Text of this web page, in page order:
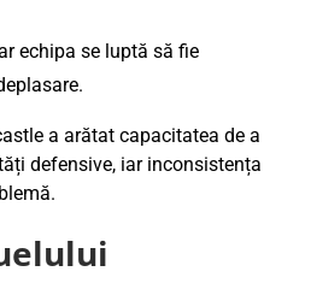
echipa se luptă să fie
a arătat capacitatea de a
defensive, iar inconsistența